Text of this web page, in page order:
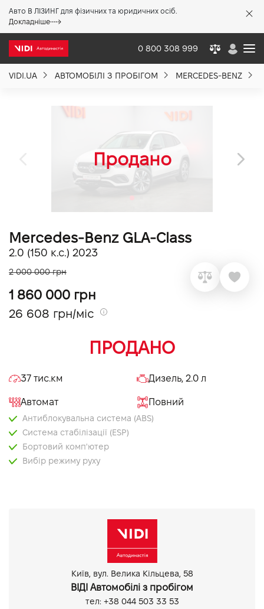
Авто В ЛІЗИНГ для фізичних та юридичних осіб.
Докладніше
0 800 308 999
VIDI.UA АВТОМОБІЛІ З ПРОБІГОМ MERCEDES-BENZ
Mercedes-Benz GLA-Class
2.0 (150 к.с.) 2023
2 000 000 грн
1 860 000 грн
26 608 грн/міс
ПРОДАНО
37 тис.км Дизель, 2.0 л
Автомат Повний
Антиблокувальна система (ABS)
Система стабілізації (ESP)
Бортовий комп'ютер
Вибір режиму руху
Мультифункціональне кермо
Парктронік задній
Парктронік передній
Київ, вул. Велика Кільцева, 58
ВІДІ Автомобілі з пробігом
тел: +38 044 503 33 53
Новини
Вакансії
VIDI Кар'єра
Контакти
Підпишись на наш канал та слідкуй за